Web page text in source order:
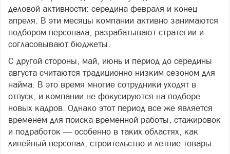
деловой активности: середина февраля и конец
апреля. В эти месяцы компании активно занимаются
подбором персонала, разрабатывают стратегии и
согласовывают бюджеты.
С другой стороны, май, июнь и период до середины
августа считаются традиционно низким сезоном для
найма. В это время многие сотрудники уходят в
отпуск, и компании не фокусируются на подборе
новых кадров. Однако этот период все же является
временем для поиска временной работы, стажировок
и подработок — особенно в таких областях, как
линейный персонал, строительство и летние товары.